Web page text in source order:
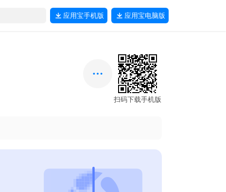
应用宝手机版 应用宝电脑版
扫码下载手机版